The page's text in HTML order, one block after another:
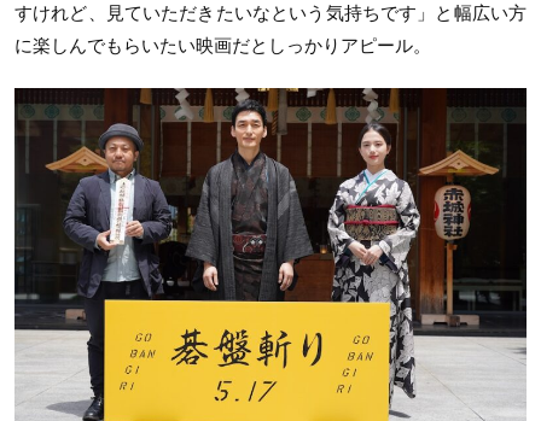
すけれど、見ていただきたいなという気持ちです」と幅広い方
に楽しんでもらいたい映画だとしっかりアピール。